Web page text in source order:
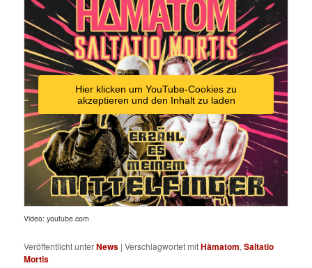
Hier klicken um YouTube-Cookies zu
akzeptieren und den Inhalt zu laden
Video: youtube.com
Veröffentlicht unterNews |Verschlagwortet mitHämatom,Saltatio
Mortis